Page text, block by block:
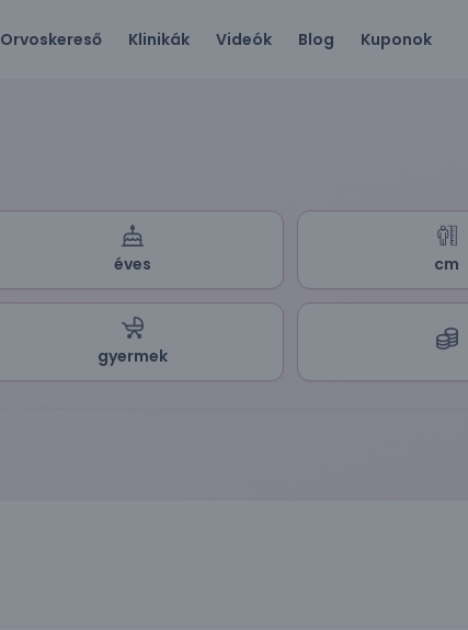
Orvoskereső Klinikák Videók Blog Kuponok
éves cm
gyermek